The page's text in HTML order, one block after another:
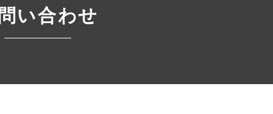
い合わせ